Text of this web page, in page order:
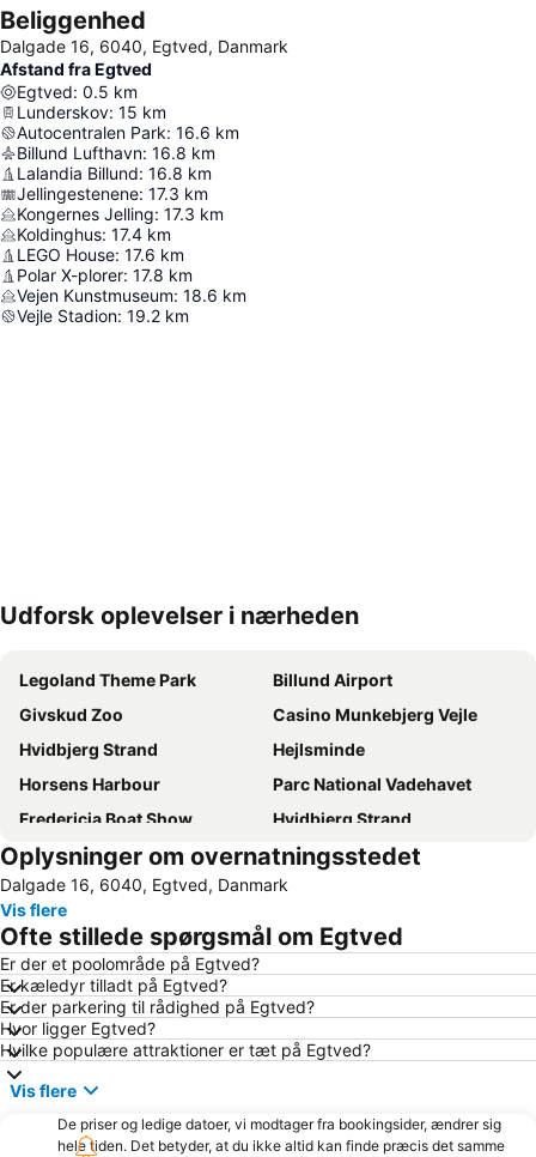
Beliggenhed
Dalgade 16, 6040, Egtved, Danmark
Afstand fra Egtved
Egtved: 0.5 km
Lunderskov: 15 km
Autocentralen Park: 16.6 km
Billund Lufthavn: 16.8 km
Lalandia Billund: 16.8 km
Jellingestenene: 17.3 km
Kongernes Jelling: 17.3 km
Koldinghus: 17.4 km
LEGO House: 17.6 km
Polar X-plorer: 17.8 km
Vejen Kunstmuseum: 18.6 km
Vejle Stadion: 19.2 km
Udvid kort
Udforsk oplevelser i nærheden
Legoland Theme Park
Billund Airport
Givskud Zoo
Casino Munkebjerg Vejle
Hvidbjerg Strand
Hejlsminde
Horsens Harbour
Parc National Vadehavet
Fredericia Boat Show
Hvidbjerg Strand
Vejlby Fed
Esbjerg Airport
Vojens Airport
Grønninghoved Nord
Binderup
Fast and Furious Car Show
Hejnsvig Kirke
Løverodde
Strandparken Skaerbaek
Textiles & Fabrics Expo
Oplysninger om overnatningsstedet
Dalgade 16, 6040, Egtved, Danmark
Vis flere
Ofte stillede spørgsmål om Egtved
Er der et poolområde på Egtved?
Er kæledyr tilladt på Egtved?
Er der parkering til rådighed på Egtved?
Hvor ligger Egtved?
Hvilke populære attraktioner er tæt på Egtved?
Vis flere
De priser og ledige datoer, vi modtager fra bookingsider, ændrer sig
hele tiden. Det betyder, at du ikke altid kan finde præcis det samme